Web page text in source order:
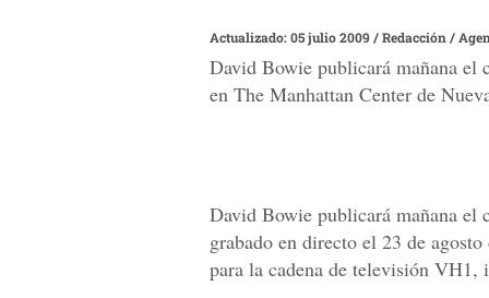
Actualizado: 05 julio 2009/Redacción /
David Bowie publicará mañana el
en The Manhattan Center de
David Bowie publicará mañana el
grabado en directo el 23 de
para la cadena de televisión